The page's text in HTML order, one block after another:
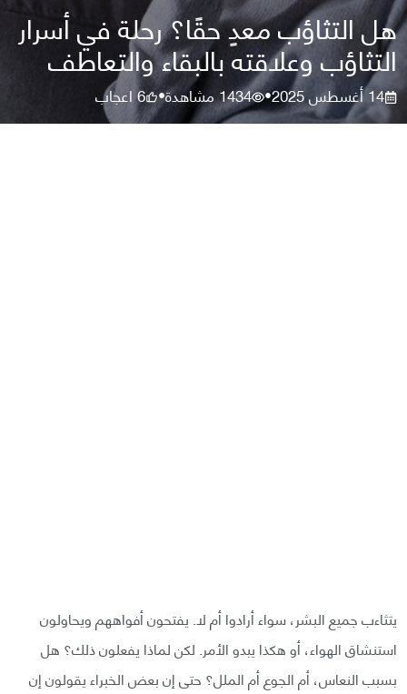
هل التثاؤب معدٍ حقًا؟ رحلة في أسرار
التثاؤب وعلاقته بالبقاء والتعاطف
14 أغسطس 2025 •
1434مشاهدة•
6اعجاب
يتثاءب جميع البشر، سواء أرادوا أم لا. يفتحون أفواههم ويحاولون
استنشاق الهواء، أو هكذا يبدو الأمر. لكن لماذا يفعلون ذلك؟ هل
بسبب النعاس، أم الجوع أم الملل؟ حتى إن بعض الخبراء يقولون إن